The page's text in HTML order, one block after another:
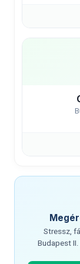
Stressz,
Budapest